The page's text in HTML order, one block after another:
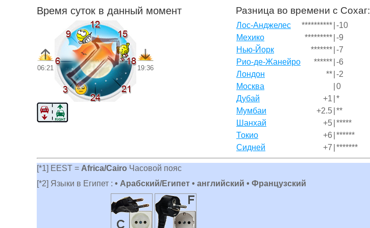
Время суток в данный момент
06:21 19:36
Разница во времени с Сохаг:
Лос-Анджелес ********** -10
Мехико
********* -9
Нью-Йорк
******* -7
Рио-де-Жанейро
****** -6
Лондон
** -2
Москва
0
Дубай
+1 *
Мумбаи
+2.5 **
Шанхай
+5 *****
Токио
+6 ******
Сидней
+7 *******
[*1] EEST = Africa/Cairo Часовой пояс
[*2] Языки в Египет : • Арабский/Египет • английский • Французский